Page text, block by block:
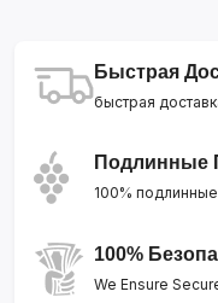
Быстрая
быстрая
Подлинные
100%
100%
We Ensure